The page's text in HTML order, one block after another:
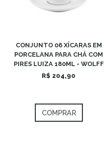
CONJUNTO 06 XÍCARAS EM
PORCELANA PARA CHÁ COM
PIRES LUIZA 180ML - WOLFF
R$ 204,90
COMPRAR